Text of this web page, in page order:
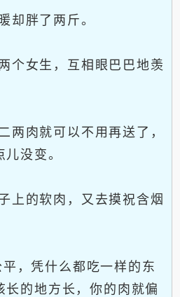
胖了两斤。
女生，互相眼巴巴地羡
肉就可以不用再送了，
没变。
的软肉，又去摸祝含烟
，凭什么都吃一样的东
长的地方长，你的肉就偏